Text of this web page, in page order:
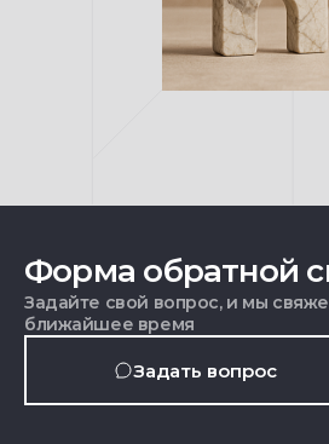
Форма обратной
Задайте свой вопрос, и мы
ближайшее время
Задать вопрос